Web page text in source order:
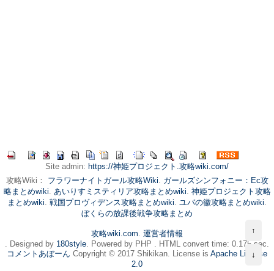
Site admin: https://神姫プロジェクト.攻略wiki.com/
攻略Wiki： フラワーナイトガール攻略Wiki. ガールズシンフォニー：Ec攻
略まとめwiki. あいりすミスティリア攻略まとめwiki. 神姫プロジェクト攻略
まとめwiki. 戦国プロヴィデンス攻略まとめwiki. ユバの徽攻略まとめwiki.
ぼくらの放課後戦争攻略まとめ
攻略wiki.com. 運営者情報
. Designed by 180style. Powered by PHP . HTML convert time: 0.175 sec.
コメントあぼーん Copyright © 2017 Shikikan. License is Apache License
2.0
↑
↓